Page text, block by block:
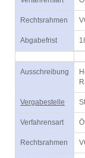
Rechtsrahmen
Abgabefrist
Ausschreibung
Vergabestelle
Verfahrensart
Rechtsrahmen